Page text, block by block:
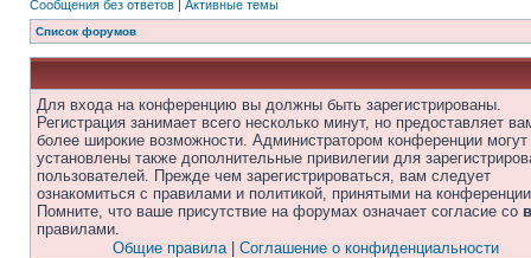
Сообщения без ответов | Активные темы
Список форумов
Для входа на конференцию вы должны быть зарегистрированы.
Регистрация занимает всего несколько минут, но предоставляет
более широкие возможности. Администратором конференции
установлены также дополнительные привилегии для
пользователей. Прежде чем зарегистрироваться, вам следует
ознакомиться с правилами и политикой, принятыми на
Помните, что ваше присутствие на форумах означает согласие со
правилами.
Общие правила| Соглашение о конфиденциальности